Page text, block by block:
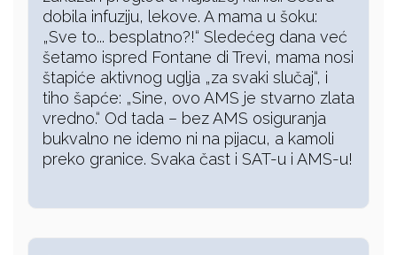
dobila infuziju, lekove. A mama u šoku:
„Sve to... besplatno?!“ Sledećeg dana već
šetamo ispred Fontane di Trevi, mama nosi
štapiće aktivnog uglja „za svaki slučaj“, i
tiho šapće: „Sine, ovo AMS je stvarno zlata
vredno.“ Od tada – bez AMS osiguranja
bukvalno ne idemo ni na pijacu, a kamoli
preko granice. Svaka čast i SAT-u i AMS-u!